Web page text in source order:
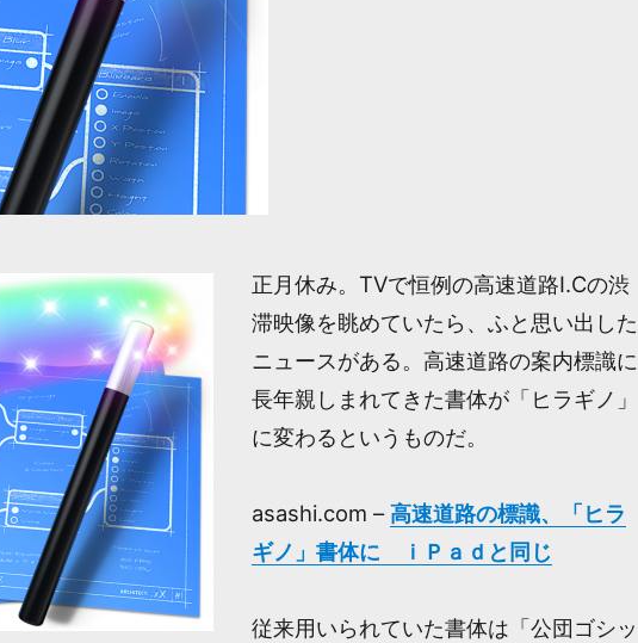
正月休み。TVで恒例の高速道路I.Cの渋
滞映像を眺めていたら、ふと思い出した
ニュースがある。高速道路の案内標識に
長年親しまれてきた書体が「ヒラギノ」
に変わるというものだ。
asashi.com –高速道路の標識、「ヒラ
ギノ」書体に ｉＰａｄと同じ
従来用いられていた書体は「公団ゴシッ